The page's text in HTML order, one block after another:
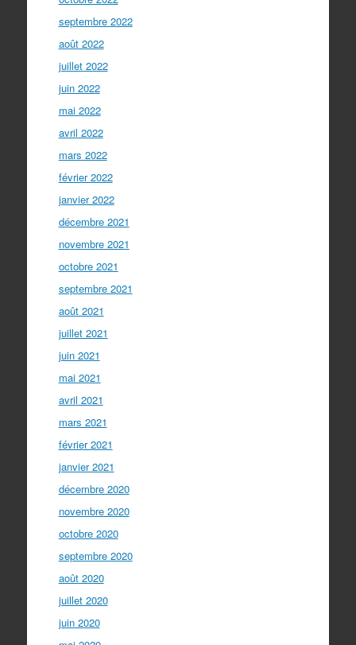
septembre 2022
août 2022
juillet 2022
juin 2022
mai 2022
avril 2022
mars 2022
février 2022
janvier 2022
décembre 2021
novembre 2021
octobre 2021
septembre 2021
août 2021
juillet 2021
juin 2021
mai 2021
avril 2021
mars 2021
février 2021
janvier 2021
décembre 2020
novembre 2020
octobre 2020
septembre 2020
août 2020
juillet 2020
juin 2020